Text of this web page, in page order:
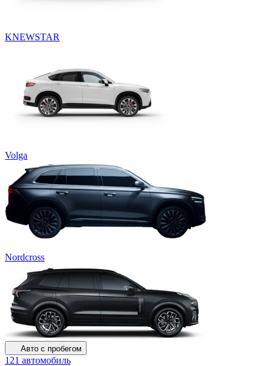
KNEWSTAR
Volga
Nordcross
Авто с пробегом
121 автомобиль